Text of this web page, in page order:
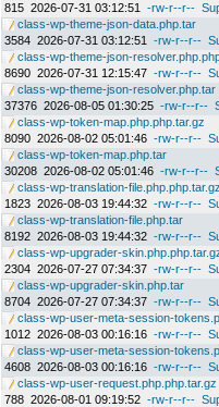
815 2026-07-31 03:12:51 -rw-r--r--
class-wp-theme-json-data.php.tar
3584 2026-07-31 03:12:51 -rw-r--r--
class-wp-theme-json-
8690 2026-07-31 12:15:47 -rw-r--r--
class-wp-theme-json-resolver.php.tar
37376 2026-08-05 01:30:25 -rw-r--r--
class-wp-token-map.php.php.tar.gz
8090 2026-08-02 05:01:46 -rw-r--r--
class-wp-token-map.php.tar
30208 2026-08-02 05:01:46 -rw-r--r--
class-wp-translation-file.php.php.tar.gz
1823 2026-08-03 19:44:32 -rw-r--r--
class-wp-translation-file.php.tar
8192 2026-08-03 19:44:32 -rw-r--r--
class-wp-upgrader-
2304 2026-07-27 07:34:37 -rw-r--r--
class-wp-upgrader-skin.php.tar
8704 2026-07-27 07:34:37 -rw-r--r--
class-wp-user-meta-session-
1012 2026-08-03 00:16:16 -rw-r--r--
class-wp-user-meta-session-
4608 2026-08-03 00:16:16 -rw-r--r--
class-wp-user-request.php.php.tar.gz
788 2026-08-01 09:19:52 -rw-r--r--